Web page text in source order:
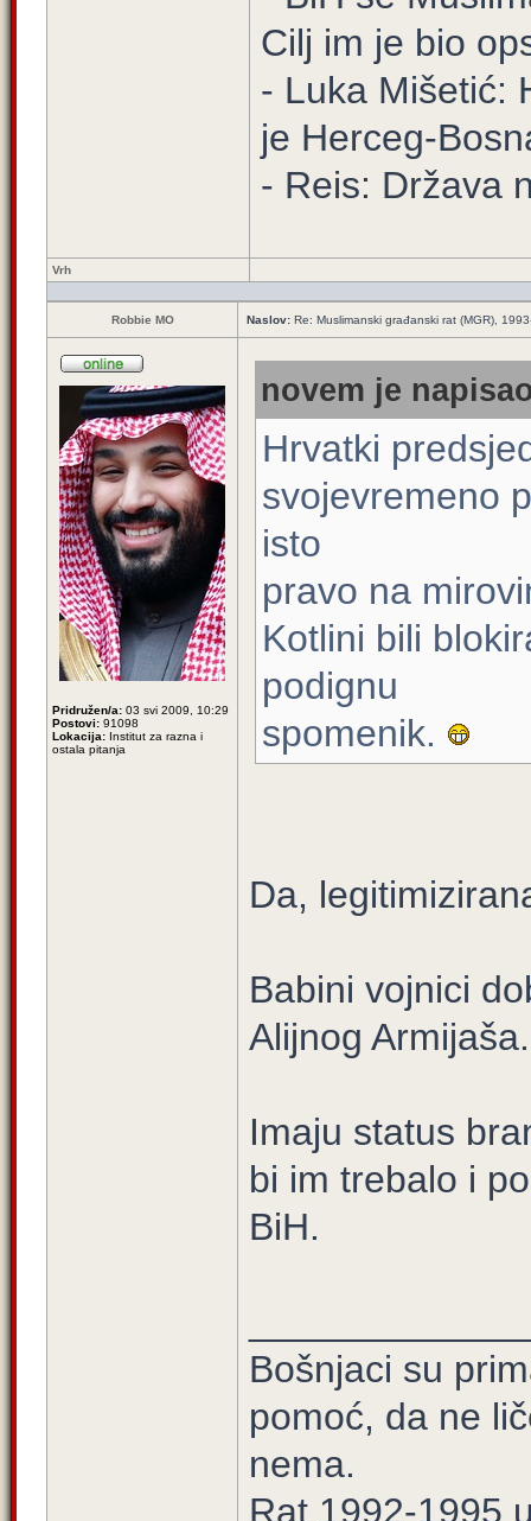
Cilj im je bio
- Luka Mišetić:
je Herceg-
- Reis: Država
Vrh
Robbie MO Naslov: Re: Muslimanski građanski rat (MGR),
Pridružen/a: 03 svi 2009, 10:29
Postovi: 91098
Lokacija: Institut za razna i
ostala pitanja
novem je
Hrvatki
svojevremeno
isto
pravo na
Kotlini bili
podignu
spomenik.
Da,
Babini vojnici
Alijnog Armijaša.
Imaju status
bi im trebalo i
BiH.
Bošnjaci su
pomoć, da ne
nema.
Rat 1992-1995